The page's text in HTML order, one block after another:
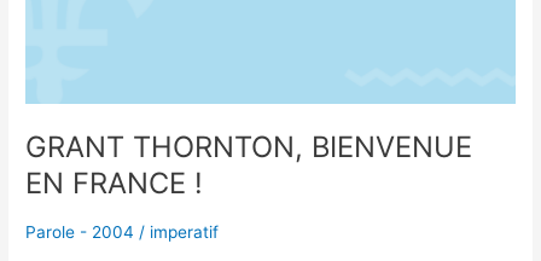
GRANT THORNTON, BIENVENUE
EN FRANCE !
Parole - 2004 / imperatif